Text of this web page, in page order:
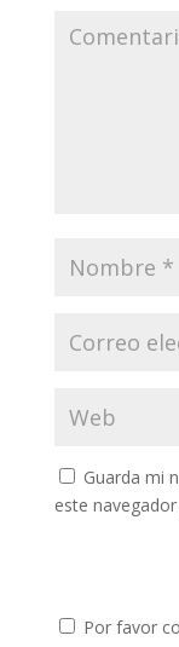
Guarda mi
este
Por favor